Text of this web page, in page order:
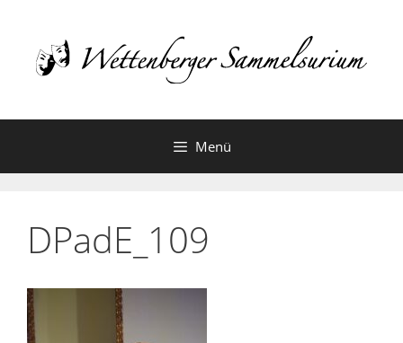
springen
Menü
DPadE_109